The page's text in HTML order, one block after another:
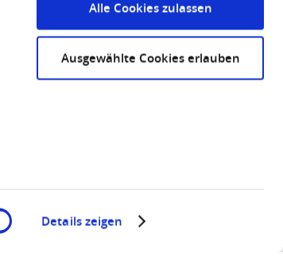
Details zeigen
Alle Cookies zulassen
Ausgewählte Cookies erlauben